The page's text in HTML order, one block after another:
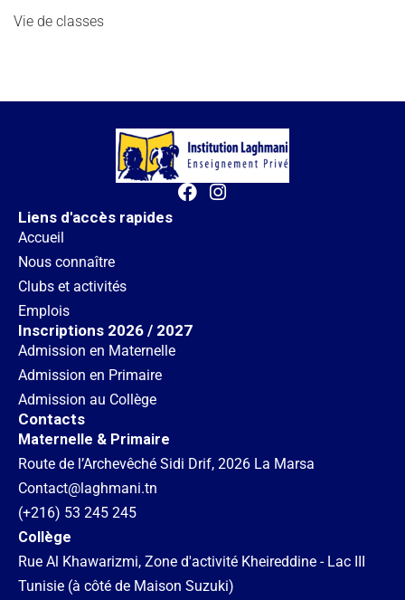
Vie de classes
Liens d'accès rapides
Accueil
Nous connaître
Clubs et activités
Emplois
Inscriptions 2026 / 2027
Admission en Maternelle
Admission en Primaire
Admission au Collège
Contacts
Maternelle & Primaire
Route de l’Archevêché Sidi Drif, 2026 La Marsa
Contact@laghmani.tn
(+216) 53 245 245
Collège
Rue Al Khawarizmi, Zone d'activité Kheireddine - Lac III
Tunisie (à côté de Maison Suzuki)